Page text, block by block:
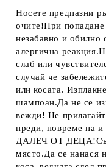
Носете предпазни
очите!При попадане
незабавно и обилно
алергична
слаб или
случай че
или косата.
шампоан.Да не се
вежди! Не
преди, повреме на
ДАЛЕЧ ОТ
място.Да се нанася